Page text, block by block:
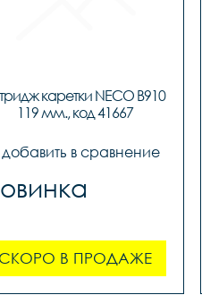
каретки NECO B910
119 мм., код 41667
добавить в сравнение
СКОРО В ПРОДАЖЕ